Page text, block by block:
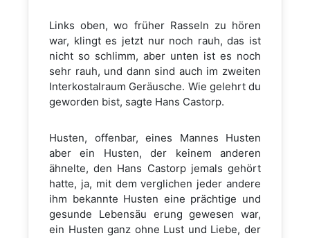
Links oben, wo früher Rasseln zu hören
war, klingt es jetzt nur noch rauh, das ist
nicht so schlimm, aber unten ist es noch
sehr rauh, und dann sind auch im zweiten
Interkostalraum Geräusche. Wie gelehrt du
geworden bist, sagte Hans Castorp.
Husten, offenbar, eines Mannes Husten
aber ein Husten, der keinem anderen
ähnelte, den Hans Castorp jemals gehört
hatte, ja, mit dem verglichen jeder andere
ihm bekannte Husten eine prächtige und
gesunde Lebensäu erung gewesen war,
ein Husten ganz ohne Lust und Liebe, der